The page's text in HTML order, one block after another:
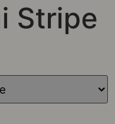
Stripe